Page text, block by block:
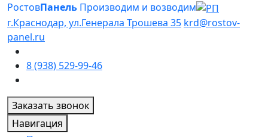
РостовПанель Производим и возводим
г.Краснодар, ул.Генерала Трошева 35 krd@rostov-
panel.ru
8 (938) 529-99-46
Заказать звонок
Навигация